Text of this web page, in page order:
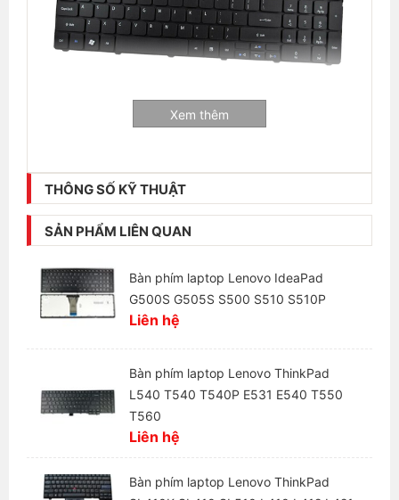
Thông tin liên hệ:
Laptop Hải Đăng - Chuyên mua bán và sửa chữa
laptop
+ Số hotline: 0972346663 - 0989310068
+ Địa chỉ: 28 Thái Hà, Trung Liệt, Đống Đa, Hà Nội
https://www.facebook.com/Laptophaidang
Xem thêm
THÔNG SỐ KỸ THUẬT
SẢN PHẨM LIÊN QUAN
Bàn phím laptop Lenovo IdeaPad
G500S G505S S500 S510 S510P
Liên hệ
Bàn phím laptop Lenovo ThinkPad
L540 T540 T540P E531 E540 T550
T560
Liên hệ
Bàn phím laptop Lenovo ThinkPad